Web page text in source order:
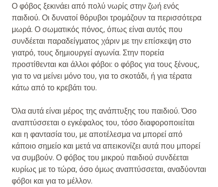
Ο φόβος ξεκινάει από πολύ νωρίς στην ζωή ενός
παιδιού. Οι δυνατοί θόρυβοι τρομάζουν τα περισσότερα
μωρά. Ο σωματικός πόνος, όπως είναι αυτός που
συνδέεται παραδείγματος χάριν με την επίσκεψη στο
γιατρό, τους δημιουργεί αγωνία. Στην πορεία
προστίθενται και άλλοι φόβοι: ο φόβος για τους ξένους,
για το να μείνει μόνο του, για το σκοτάδι, ή για τέρατα
κάτω από το κρεβάτι του.
Όλα αυτά είναι μέρος της ανάπτυξης του παιδιού. Όσο
αναπτύσσεται ο εγκέφαλος του, τόσο διαφοροποιείται
και η φαντασία του, με αποτέλεσμα να μπορεί από
κάποιο σημείο και μετά να απεικονίζει αυτά που μπορεί
να συμβούν. Ο φόβος του μικρού παιδιού συνδέεται
κυρίως με το τώρα, όσο όμως αναπτύσσεται, αναδύονται
φόβοι και για το μέλλον.